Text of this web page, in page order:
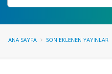
ANA SAYFA SON EKLENEN YAYINLAR